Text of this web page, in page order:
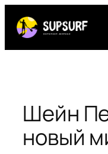
содержимому
Шейн
новый